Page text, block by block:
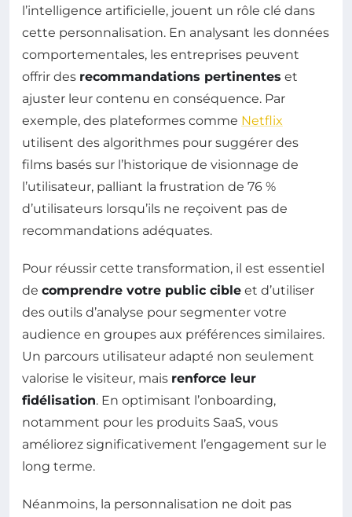
l’intelligence artificielle, jouent un rôle clé dans
cette personnalisation. En analysant les données
comportementales, les entreprises peuvent
offrir des recommandations pertinentes et
ajuster leur contenu en conséquence. Par
exemple, des plateformes comme Netflix
utilisent des algorithmes pour suggérer des
films basés sur l’historique de visionnage de
l’utilisateur, palliant la frustration de 76 %
d’utilisateurs lorsqu’ils ne reçoivent pas de
recommandations adéquates.
Pour réussir cette transformation, il est essentiel
de comprendre votre public cible et d’utiliser
des outils d’analyse pour segmenter votre
audience en groupes aux préférences similaires.
Un parcours utilisateur adapté non seulement
valorise le visiteur, mais renforce leur
fidélisation. En optimisant l’onboarding,
notamment pour les produits SaaS, vous
améliorez significativement l’engagement sur le
long terme.
Néanmoins, la personnalisation ne doit pas